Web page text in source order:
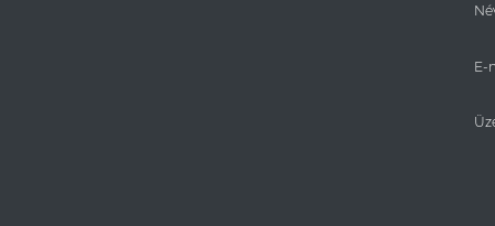
E-